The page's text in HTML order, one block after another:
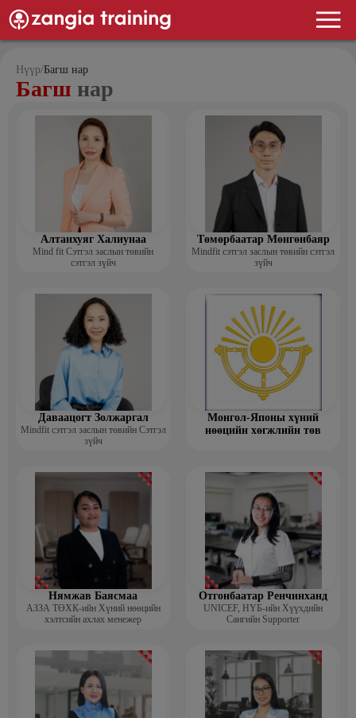
Нүүр/Багш нар
Багш нар
Алтанхуяг Халиунаа
Mind fit Сэтгэл заслын төвийн
сэтгэл зүйч
Төмөрбаатар Мөнгөнбаяр
Mindfit сэтгэл заслын төвийн сэтгэл
зүйч
Даваацогт Золжаргал
Mindfit сэтгэл заслын төвийн Сэтгэл
зүйч
Монгол-Японы хүний
нөөцийн хөгжлийн төв
Нямжав Баясмаа
АЗЗА ТӨХК-ийн Хүний нөөцийн
хэлтсийн ахлах менежер
Отгонбаатар Ренчинханд
UNIСЕF, НҮБ-ийн Хүүхдийн
Сангийн Supporter